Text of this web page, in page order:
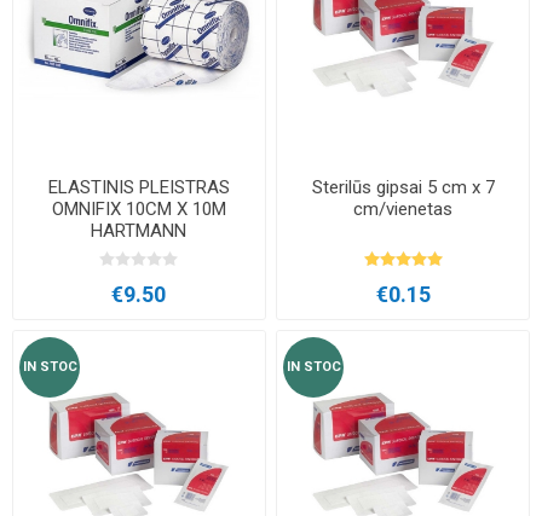
ELASTINIS PLEISTRAS
OMNIFIX 10CM X 10M
HARTMANN
€9.50
Sterilūs gipsai 5 cm x 7
cm/vienetas
€0.15
IN STOC IN STOC